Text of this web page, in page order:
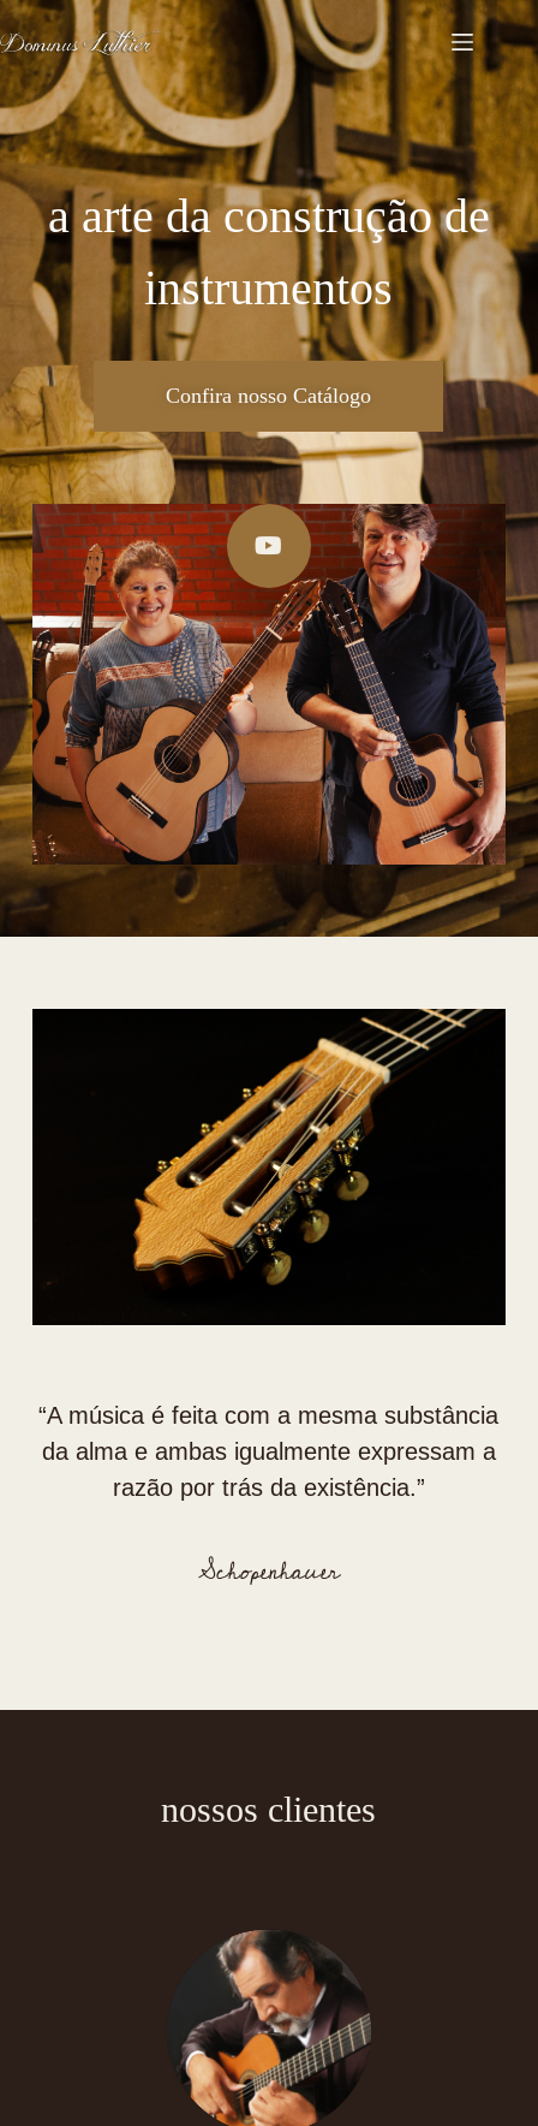
a arte da construção de
instrumentos
Confira nosso Catálogo
“⁠A música é feita com a mesma substância
da alma e ambas igualmente expressam a
razão por trás da existência.”
Schopenhauer
nossos clientes